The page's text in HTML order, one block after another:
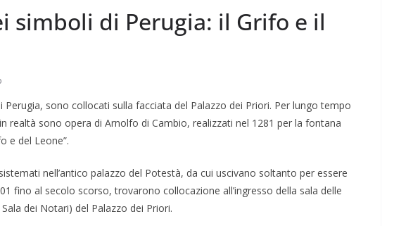
simboli di Perugia: il Grifo e il
sono collocati sulla facciata del Palazzo dei Priori. Per lungo tempo
realtà sono opera di Arnolfo di Cambio, realizzati nel 1281 per la fontana
e del Leone”.
nell’antico palazzo del Potestà, da cui uscivano soltanto per essere
fino al secolo scorso, trovarono collocazione all’ingresso della sala delle
dei Notari) del Palazzo dei Priori.